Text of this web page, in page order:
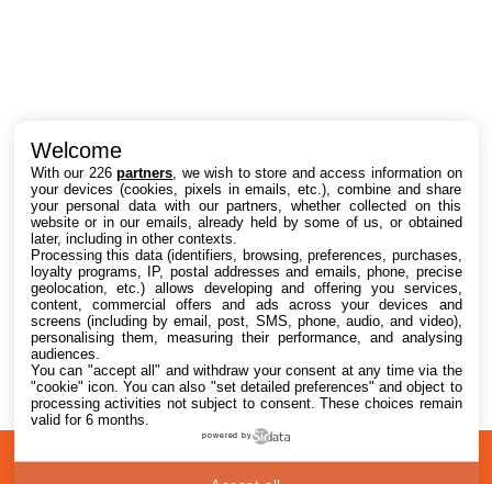
Intéressant ? Partagez !
A
Confidentialité
© 2012-2026
Welcome
With our 226partners , we wish to store and access information on
your devices (cookies, pixels in emails, etc.), combine and share
your personal data with our partners, whether collected on this
website or in our emails, already held by some of us, or obtained
later, including in other contexts.
Processing this data (identifiers, browsing, preferences, purchases,
loyalty programs, IP, postal addresses and emails, phone, precise
geolocation, etc.) allows developing and offering you services,
content, commercial offers and ads across your devices and
screens (including by email, post, SMS, phone, audio, and video),
personalising them, measuring their performance, and analysing
audiences.
You can "accept all" and withdraw your consent at any time via the
"cookie" icon. You can also "set detailed preferences" and object to
processing activities not subject to consent. These choices remain
valid for 6 months.
powered by